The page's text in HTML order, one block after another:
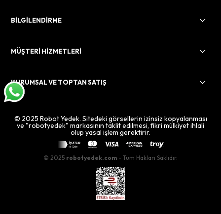
BİLGİLENDİRME
MÜŞTERİ HİZMETLERİ
KURUMSAL VE TOPTAN SATIŞ
© 2025 Robot Yedek. Sitedeki görsellerin izinsiz kopyalanması
ve "robotyedek" markasının taklit edilmesi, fikri mülkiyet ihlali
olup yasal işlem gerektirir.
© 2025 robotyedek.com - Tüm Hakları Saklıdır.